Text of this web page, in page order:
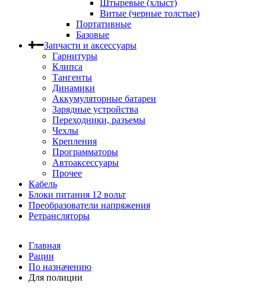
Штыревые (хлыст)
Витые (черные толстые)
Портативные
Базовые
Запчасти и аксессуары
Гарнитуры
Клипса
Тангенты
Динамики
Аккумуляторные батареи
Зарядные устройства
Переходники, разъемы
Чехлы
Крепления
Программаторы
Автоаксессуары
Прочее
Кабель
Блоки питания 12 вольт
Преобразователи напряжения
Ретрансляторы
Главная
Рации
По назначению
Для полиции